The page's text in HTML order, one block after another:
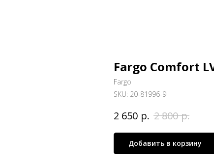
Fargo Comfort
Fargo
SKU: 20-81996-9
2 650 р. 2 800 р.
Добавить в корзину